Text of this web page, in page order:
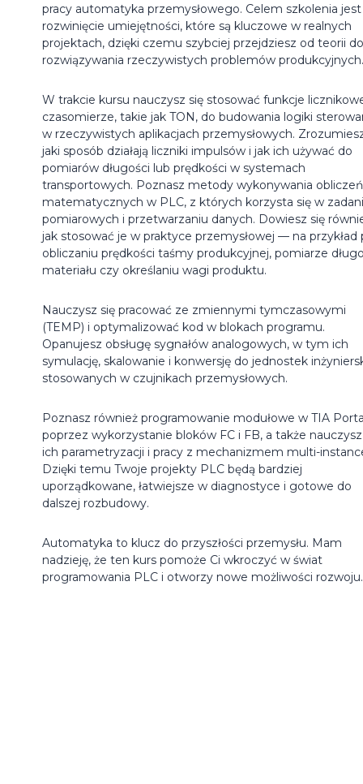
pracy automatyka przemysłowego. Celem szkolenia jest
rozwinięcie umiejętności, które są kluczowe w realnych
projektach, dzięki czemu szybciej przejdziesz od teorii do
rozwiązywania rzeczywistych problemów produkcyjnych.
W trakcie kursu nauczysz się stosować funkcje
czasomierze, takie jak TON, do budowania logiki
w rzeczywistych aplikacjach przemysłowych.
jaki sposób działają liczniki impulsów i jak ich używać do
pomiarów długości lub prędkości w systemach
transportowych. Poznasz metody wykonywania obliczeń
matematycznych w PLC, z których korzysta się w
pomiarowych i przetwarzaniu danych. Dowiesz się
jak stosować je w praktyce przemysłowej — na przykład
obliczaniu prędkości taśmy produkcyjnej, pomiarze
materiału czy określaniu wagi produktu.
Nauczysz się pracować ze zmiennymi tymczasowymi
(TEMP) i optymalizować kod w blokach programu.
Opanujesz obsługę sygnałów analogowych, w tym ich
symulację, skalowanie i konwersję do jednostek
stosowanych w czujnikach przemysłowych.
Poznasz również programowanie modułowe w TIA
poprzez wykorzystanie bloków FC i FB, a także
ich parametryzacji i pracy z mechanizmem multi-
Dzięki temu Twoje projekty PLC będą bardziej
uporządkowane, łatwiejsze w diagnostyce i gotowe do
dalszej rozbudowy.
Automatyka to klucz do przyszłości przemysłu. Mam
nadzieję, że ten kurs pomoże Ci wkroczyć w świat
programowania PLC i otworzy nowe możliwości rozwoju.